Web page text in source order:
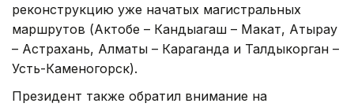
реконструкцию уже начатых магистральных
маршрутов (Актобе – Кандыагаш – Макат, Атырау
– Астрахань, Алматы – Караганда и Талдыкорган –
Усть-Каменогорск).
Президент также обратил внимание на